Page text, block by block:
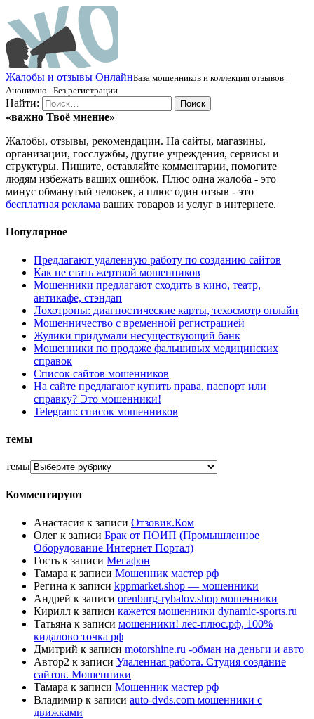
Жалобы и отзывы ОнлайнБаза мошенников и коллекция отзывов |
Анонимно | Без регистрации
Найти:
«важно Твоё мнение»
Жалобы, отзывы, рекомендации. На сайты, магазины,
организации, госслужбы, другие учреждения, сервисы и
структуры. Пишите, оставляйте комментарии, помогите
людям избежать ваших ошибок. Плюс одна жалоба - это
минус обманутый человек, а плюс один отзыв - это
бесплатная реклама ваших товаров и услуг в интернете.
Популярное
Предлагают удаленную работу по созданию сайтов
Как не стать жертвой мошенников
Мошенники предлагают сходить в кино, театр,
антикафе, стэндап
Лохотроны: диагностические карты, техосмотр онлайн
Мошенничество с временной регистрацией
Жулики придумали несуществующий банк
Мошенники по продаже фальшивых медицинских
справок
Список сайтов мошенников
На сайте предлагают купить права, паспорт или
справку? Это мошенники!
Telegram: список мошенников
темы
темы
Комментируют
Анастасия к записи Отзовик.Ком
Олег к записи Брак от ПОИП (Промышленное
Оборудование Интернет Портал)
Гость к записи Мегафон
Тамара к записи Мошенник мастер рф
Регина к записи kppmarket.shop — мошенники
Андрей к записи orenburg-rybalov.shop мошенники
Кирилл к записи кажется мошенники dynamic-sports.ru
Татьяна к записи мошенники! лес-плюс.рф, 100%
кидалово точка рф
Дмитрий к записи motorshine.ru -обман на деньги и авто
Автор2 к записи Удаленная работа. Студия создание
сайтов. Мошенники
Тамара к записи Мошенник мастер рф
Владимир к записи auto-dvds.com мошенники с
движками